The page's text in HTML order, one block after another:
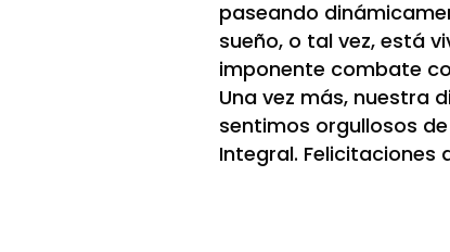
paseando
sueño, o tal vez, está
imponente combate
Una vez más, nuestra
sentimos orgullosos
Integral. Felicitaciones